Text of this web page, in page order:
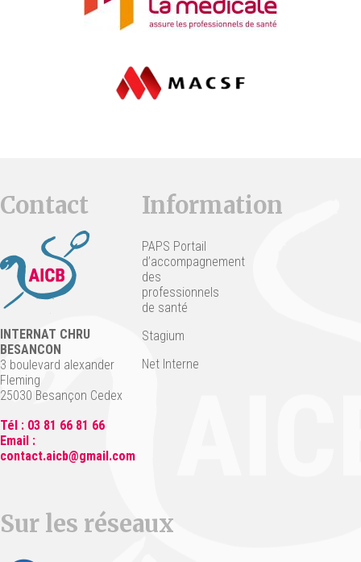
Contact
INTERNAT CHRU
BESANCON
3 boulevard alexander
Fleming
25030 Besançon Cedex
Tél : 03 81 66 81 66
Email :
contact.aicb@gmail.com
Information
PAPS Portail
d’accompagnement
des
professionnels
de santé
Stagium
Net Interne
Sur les réseaux